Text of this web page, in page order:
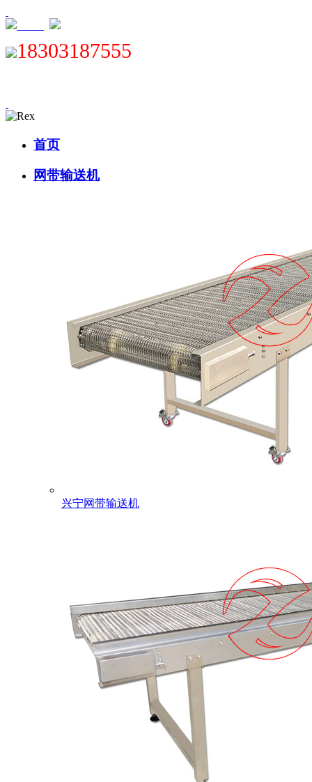
18303187555
首页
网带输送机
兴宁网带输送机